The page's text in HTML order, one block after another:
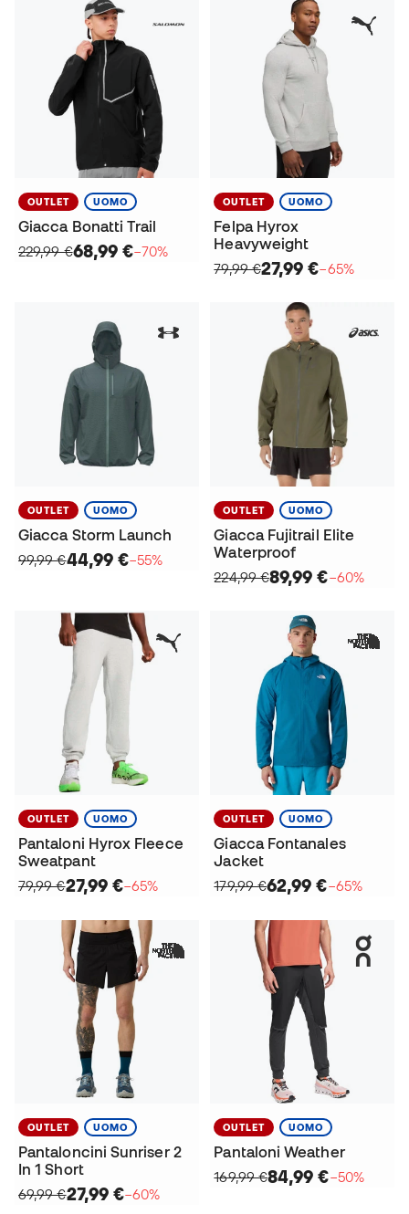
OUTLET UOMO
Giacca Bonatti Trail
229,99 €68,99 €−70%
OUTLET UOMO
Felpa Hyrox
Heavyweight
79,99 €27,99 €−65%
OUTLET UOMO
Giacca Storm Launch
99,99 €44,99 €−55%
OUTLET UOMO
Giacca Fujitrail Elite
Waterproof
224,99 €89,99 €−60%
OUTLET UOMO
Pantaloni Hyrox Fleece
Sweatpant
79,99 €27,99 €−65%
OUTLET UOMO
Giacca Fontanales
Jacket
179,99 €62,99 €−65%
OUTLET UOMO
Pantaloncini Sunriser 2
In 1 Short
69,99 €27,99 €−60%
OUTLET UOMO
Pantaloni Weather
169,99 €84,99 €−50%